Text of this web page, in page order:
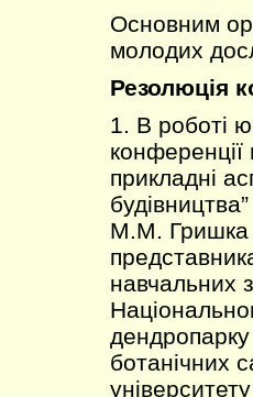
Основним
молодих
Резолюція
1. В роботі
конференції
прикладні
М.М. Гришка
навчальних
дендропарку
ботанічних